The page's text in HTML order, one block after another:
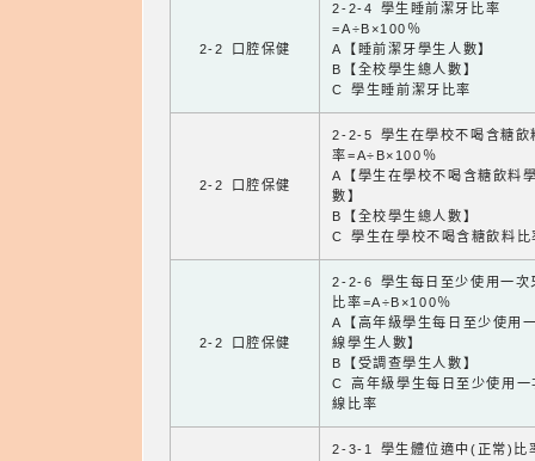
2-2 口腔保健
2-2-4 學生睡前潔牙比率
=A÷B×100％
A【睡前潔牙學生人數】
B【全校學生總人數】
C 學生睡前潔牙比率
2-2 口腔保健
2-2-5 學生在學校不喝含糖飲
率=A÷B×100％
A【學生在學校不喝含糖飲料
數】
B【全校學生總人數】
C 學生在學校不喝含糖飲料比
2-2 口腔保健
2-2-6 學生每日至少使用一次
比率=A÷B×100％
A【高年級學生每日至少使用
線學生人數】
B【受調查學生人數】
C 高年級學生每日至少使用一
線比率
2-3-1 學生體位適中(正常)比